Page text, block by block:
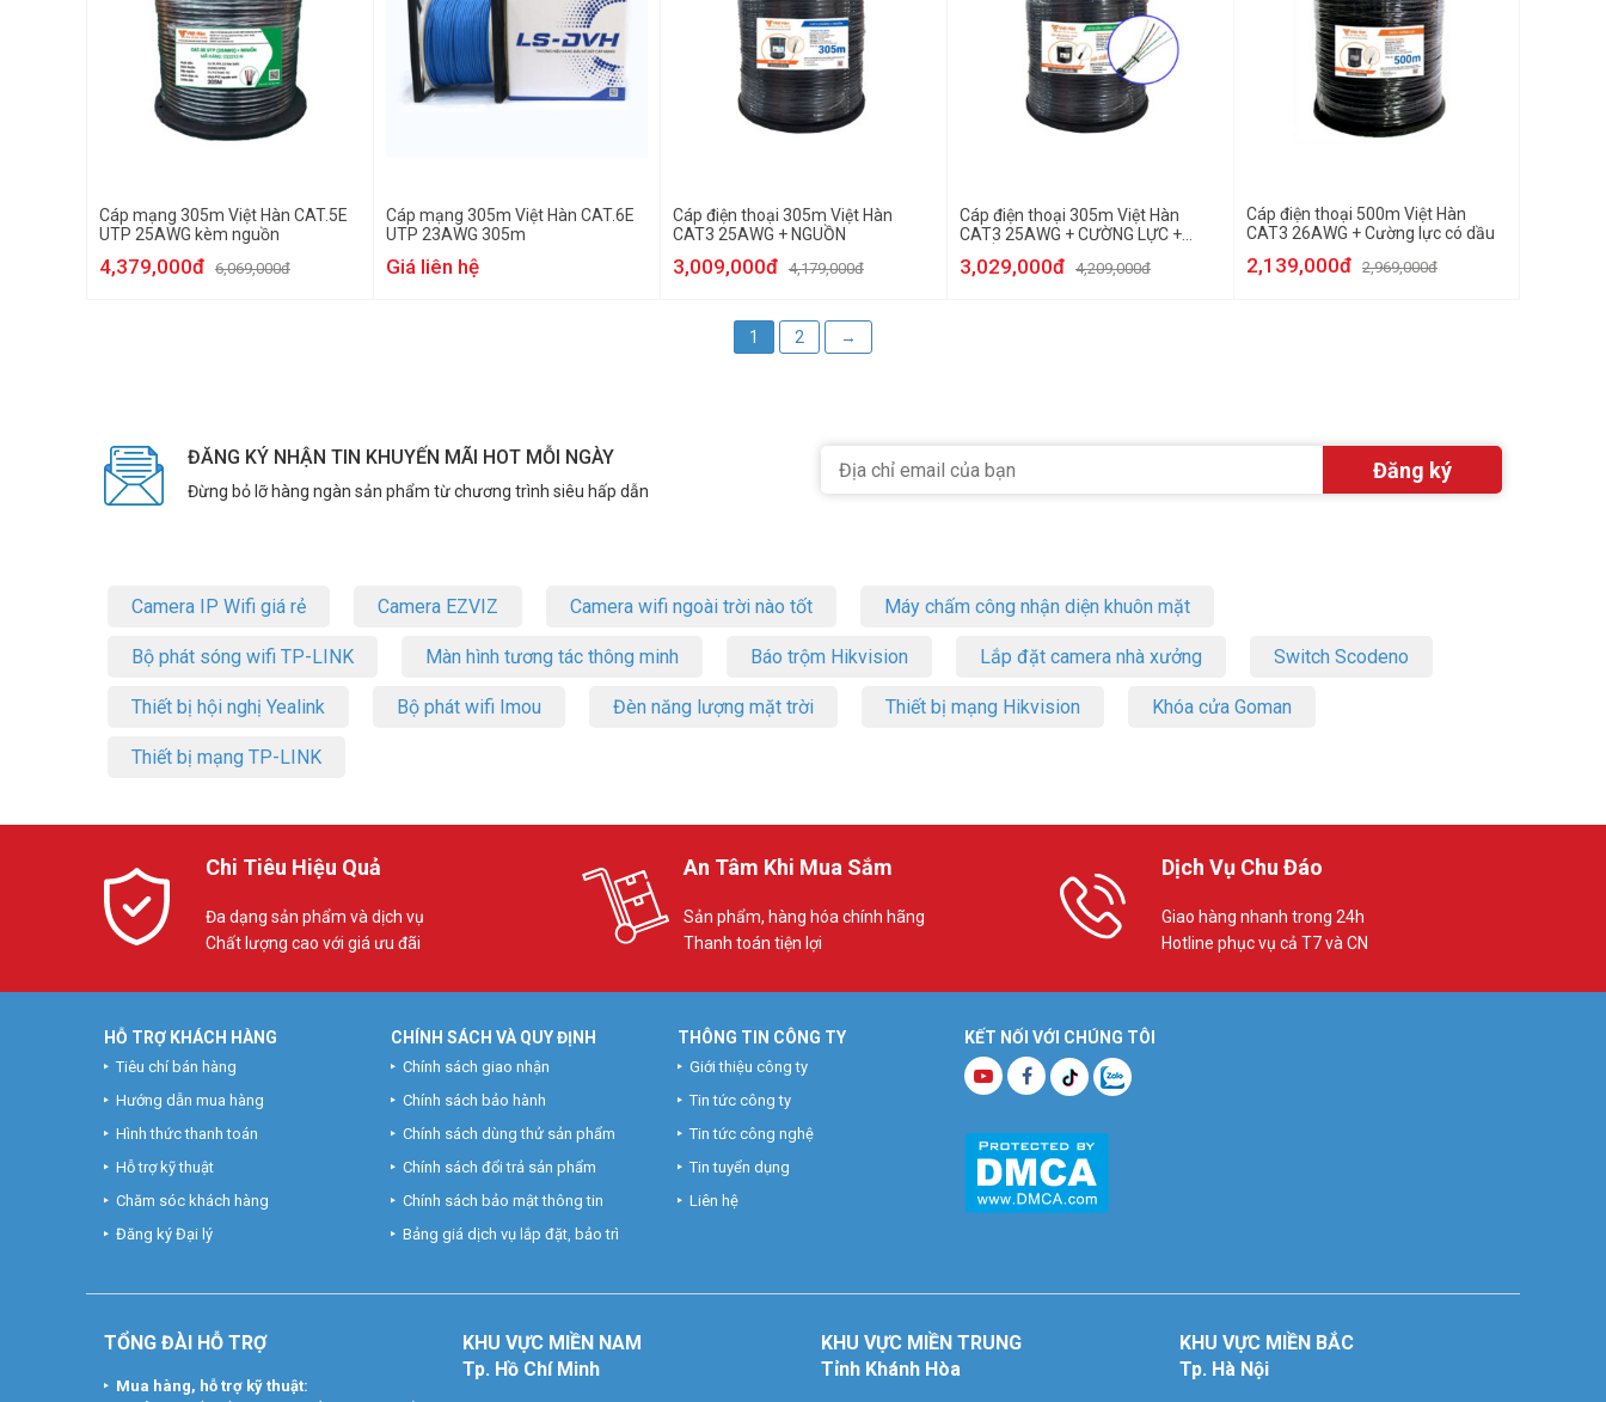
Cáp mạng 305m Việt Hàn CAT.5E
UTP 25AWG kèm nguồn
4,379,000đ 6,069,000đ
Cáp mạng 305m Việt Hàn CAT.6E
UTP 23AWG 305m
Giá liên hệ
Cáp điện thoại 305m Việt Hàn
CAT3 25AWG + NGUỒN
3,009,000đ 4,179,000đ
Cáp điện thoại 305m Việt Hàn
CAT3 25AWG + CƯỜNG LỰC +
3,029,000đ 4,209,000đ
Cáp điện thoại 500m Việt Hàn
CAT3 26AWG + Cường lực có dầu
2,139,000đ 2,969,000đ
1 2 →
ĐĂNG KÝ NHẬN TIN KHUYẾN MÃI HOT MỖI NGÀY
Đừng bỏ lỡ hàng ngàn sản phẩm từ chương trình siêu hấp dẫn
Camera IP Wifi giá rẻ Camera EZVIZ Camera wifi ngoài trời nào tốt Máy chấm công nhận diện khuôn mặt
Bộ phát sóng wifi TP-LINK Màn hình tương tác thông minh Báo trộm Hikvision Lắp đặt camera nhà xưởng Switch Scodeno
Thiết bị hội nghị Yealink Bộ phát wifi Imou Đèn năng lượng mặt trời Thiết bị mạng Hikvision Khóa cửa Goman
Thiết bị mạng TP-LINK
Chi Tiêu Hiệu Quả
Đa dạng sản phẩm và dịch vụ
Chất lượng cao với giá ưu đãi
An Tâm Khi Mua Sắm
Sản phẩm, hàng hóa chính hãng
Thanh toán tiện lợi
Dịch Vụ Chu Đáo
Giao hàng nhanh trong 24h
Hotline phục vụ cả T7 và CN
KẾT NỐI VỚI CHÚNG TÔI
HỖ TRỢ KHÁCH HÀNG
Tiêu chí bán hàng
Hướng dẫn mua hàng
Hình thức thanh toán
Hỗ trợ kỹ thuật
Chăm sóc khách hàng
Đăng ký Đại lý
CHÍNH SÁCH VÀ QUY ĐỊNH
Chính sách giao nhận
Chính sách bảo hành
Chính sách dùng thử sản phẩm
Chính sách đổi trả sản phẩm
Chính sách bảo mật thông tin
Bảng giá dịch vụ lắp đặt, bảo trì
THÔNG TIN CÔNG TY
Giới thiệu công ty
Tin tức công ty
Tin tức công nghệ
Tin tuyển dụng
Liên hệ
TỔNG ĐÀI HỖ TRỢ
Mua hàng, hỗ trợ kỹ thuật:
KHU VỰC MIỀN NAM
Tp. Hồ Chí Minh
KHU VỰC MIỀN TRUNG
Tỉnh Khánh Hòa
KHU VỰC MIỀN BẮC
Tp. Hà Nội